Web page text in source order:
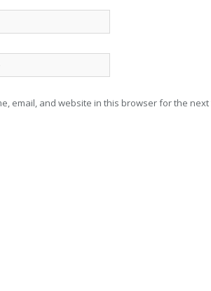
email, and website in this browser for the next